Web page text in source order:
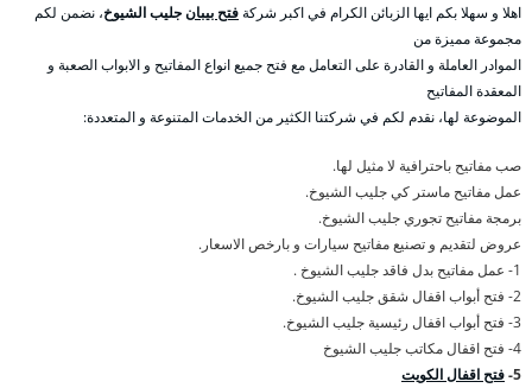
اهلا و سهلا بكم ايها الزبائن الكرام في اكبر شركةفتح بيبانجليب الشيوخ، نضمن لكم
مجموعة مميزة من
الموادر العاملة و القادرة على التعامل مع فتح جميع انواع المفاتيح و الابواب الصعبة و
المعقدة المفاتيح
الموضوعة لها، نقدم لكم في شركتنا الكثير من الخدمات المتنوعة و المتعددة:
صب مفاتيح باحترافية لا مثيل لها.
عمل مفاتيح ماستر كي جليب الشيوخ.
برمجة مفاتيح تجوري جليب الشيوخ.
عروض لتقديم و تصنيع مفاتيح سيارات و بارخص الاسعار.
1- عمل مفاتيح بدل فاقد جليب الشيوخ .
2- فتح أبواب اقفال شقق جليب الشيوخ.
3- فتح أبواب اقفال رئيسية جليب الشيوخ.
4- فتح اقفال مكاتب جليب الشيوخ
5- فتح اقفال الكويت